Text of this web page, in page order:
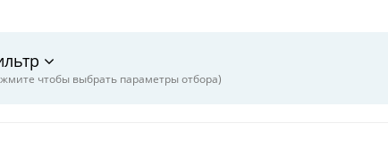
чтобы выбрать параметры отбора)